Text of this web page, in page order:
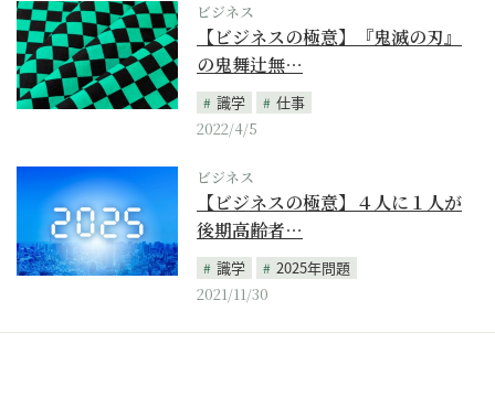
ビジネス
【ビジネスの極意】『鬼滅の刃』
の鬼舞辻無…
識学
仕事
2022/4/5
ビジネス
【ビジネスの極意】４人に１人が
後期高齢者…
識学
2025年問題
2021/11/30